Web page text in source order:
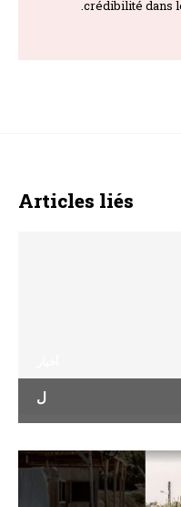
crédibilité dans
Articles liés
ل